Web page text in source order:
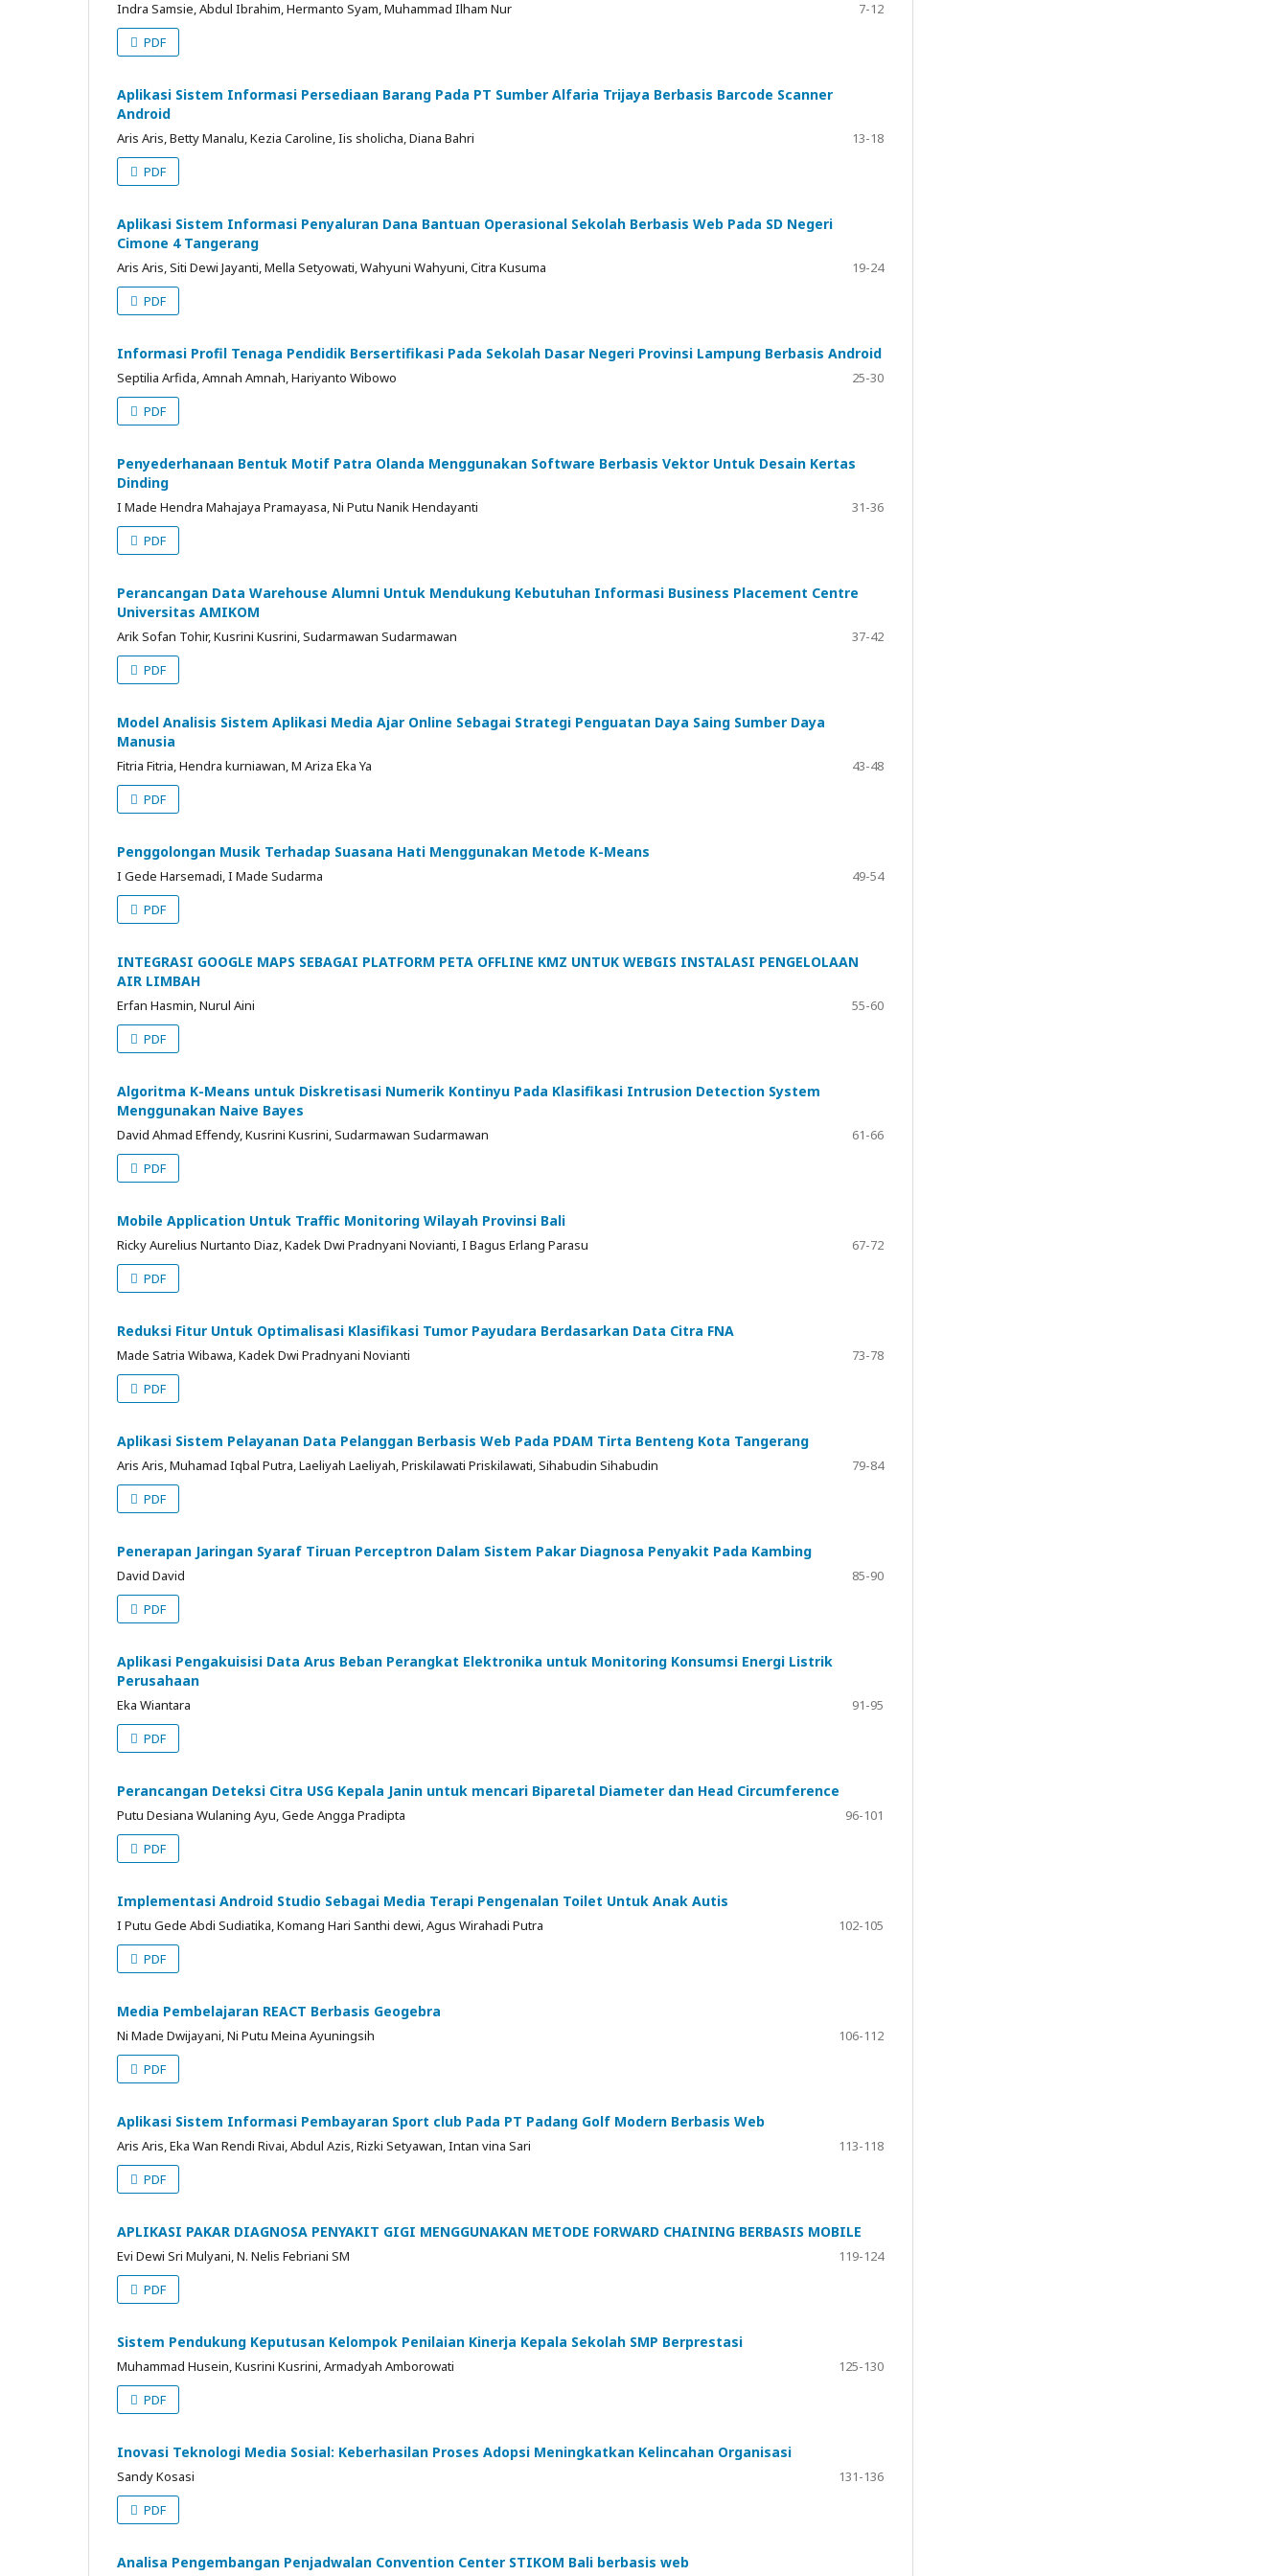
Indra Samsie, Abdul Ibrahim, Hermanto Syam, Muhammad Ilham Nur
7-12
PDF
Aplikasi Sistem Informasi Persediaan Barang Pada PT Sumber Alfaria Trijaya Berbasis Barcode Scanner
Android
Aris Aris, Betty Manalu, Kezia Caroline, Iis sholicha, Diana Bahri
13-18
PDF
Aplikasi Sistem Informasi Penyaluran Dana Bantuan Operasional Sekolah Berbasis Web Pada SD Negeri
Cimone 4 Tangerang
Aris Aris, Siti Dewi Jayanti, Mella Setyowati, Wahyuni Wahyuni, Citra Kusuma
19-24
PDF
Informasi Profil Tenaga Pendidik Bersertifikasi Pada Sekolah Dasar Negeri Provinsi Lampung Berbasis Android
Septilia Arfida, Amnah Amnah, Hariyanto Wibowo
25-30
PDF
Penyederhanaan Bentuk Motif Patra Olanda Menggunakan Software Berbasis Vektor Untuk Desain Kertas
Dinding
I Made Hendra Mahajaya Pramayasa, Ni Putu Nanik Hendayanti
31-36
PDF
Perancangan Data Warehouse Alumni Untuk Mendukung Kebutuhan Informasi Business Placement Centre
Universitas AMIKOM
Arik Sofan Tohir, Kusrini Kusrini, Sudarmawan Sudarmawan
37-42
PDF
Model Analisis Sistem Aplikasi Media Ajar Online Sebagai Strategi Penguatan Daya Saing Sumber Daya
Manusia
Fitria Fitria, Hendra kurniawan, M Ariza Eka Ya
43-48
PDF
Penggolongan Musik Terhadap Suasana Hati Menggunakan Metode K-Means
I Gede Harsemadi, I Made Sudarma
49-54
PDF
INTEGRASI GOOGLE MAPS SEBAGAI PLATFORM PETA OFFLINE KMZ UNTUK WEBGIS INSTALASI PENGELOLAAN
AIR LIMBAH
Erfan Hasmin, Nurul Aini
55-60
PDF
Algoritma K-Means untuk Diskretisasi Numerik Kontinyu Pada Klasifikasi Intrusion Detection System
Menggunakan Naive Bayes
David Ahmad Effendy, Kusrini Kusrini, Sudarmawan Sudarmawan
61-66
PDF
Mobile Application Untuk Traffic Monitoring Wilayah Provinsi Bali
Ricky Aurelius Nurtanto Diaz, Kadek Dwi Pradnyani Novianti, I Bagus Erlang Parasu
67-72
PDF
Reduksi Fitur Untuk Optimalisasi Klasifikasi Tumor Payudara Berdasarkan Data Citra FNA
Made Satria Wibawa, Kadek Dwi Pradnyani Novianti
73-78
PDF
Aplikasi Sistem Pelayanan Data Pelanggan Berbasis Web Pada PDAM Tirta Benteng Kota Tangerang
Aris Aris, Muhamad Iqbal Putra, Laeliyah Laeliyah, Priskilawati Priskilawati, Sihabudin Sihabudin
79-84
PDF
Penerapan Jaringan Syaraf Tiruan Perceptron Dalam Sistem Pakar Diagnosa Penyakit Pada Kambing
David David
85-90
PDF
Aplikasi Pengakuisisi Data Arus Beban Perangkat Elektronika untuk Monitoring Konsumsi Energi Listrik
Perusahaan
Eka Wiantara
91-95
PDF
Perancangan Deteksi Citra USG Kepala Janin untuk mencari Biparetal Diameter dan Head Circumference
Putu Desiana Wulaning Ayu, Gede Angga Pradipta
96-101
PDF
Implementasi Android Studio Sebagai Media Terapi Pengenalan Toilet Untuk Anak Autis
I Putu Gede Abdi Sudiatika, Komang Hari Santhi dewi, Agus Wirahadi Putra
102-105
PDF
Media Pembelajaran REACT Berbasis Geogebra
Ni Made Dwijayani, Ni Putu Meina Ayuningsih
106-112
PDF
Aplikasi Sistem Informasi Pembayaran Sport club Pada PT Padang Golf Modern Berbasis Web
Aris Aris, Eka Wan Rendi Rivai, Abdul Azis, Rizki Setyawan, Intan vina Sari
113-118
PDF
APLIKASI PAKAR DIAGNOSA PENYAKIT GIGI MENGGUNAKAN METODE FORWARD CHAINING BERBASIS MOBILE
Evi Dewi Sri Mulyani, N. Nelis Febriani SM
119-124
PDF
Sistem Pendukung Keputusan Kelompok Penilaian Kinerja Kepala Sekolah SMP Berprestasi
Muhammad Husein, Kusrini Kusrini, Armadyah Amborowati
125-130
PDF
Inovasi Teknologi Media Sosial: Keberhasilan Proses Adopsi Meningkatkan Kelincahan Organisasi
Sandy Kosasi
131-136
PDF
Analisa Pengembangan Penjadwalan Convention Center STIKOM Bali berbasis web